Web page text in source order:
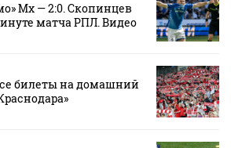
Мх — 2:0. Скопинцев
матча РПЛ. Видео
билеты на домашний